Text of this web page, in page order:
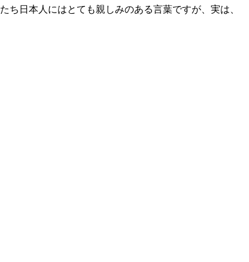
ち日本人にはとても親しみのある言葉ですが、実は、